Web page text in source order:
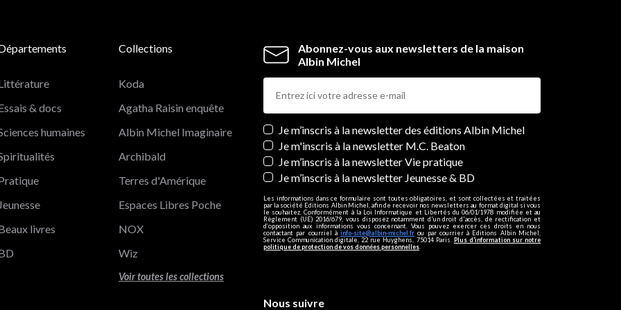
Abonnez-vous aux newsletters de la maison
Albin Michel
Newsletters
Je m’inscris à la newsletter des éditions Albin Michel
Je m'inscris à la newsletter M.C. Beaton
Je m’inscris à la newsletter Vie pratique
Je m’inscris à la newsletter Jeunesse & BD
Les informations dans ce formulaire sont toutes obligatoires, et sont collectées et traitées
par la société Editions Albin Michel, afin de recevoir nos newsletters au format digital si vous
le souhaitez. Conformément à la Loi Informatique et Libertés du 06/01/1978 modifiée et au
Règlement (UE) 2016/679, vous disposez notamment d'un droit d'accès, de rectification et
d’opposition aux informations vous concernant. Vous pouvez exercer ces droits en nous
contactant par courriel àinfo-site@albin-michel.fr ou par courrier à Editions Albin Michel,
Service Communication digitale, 22 rue Huyghens, 75014 Paris. Plus d’information sur notre
politique de protection de vos données personnelles
& docs
humaines
Jeunesse
livres
Collections
Koda
Agatha Raisin enquête
Albin Michel Imaginaire
Archibald
Terres d'Amérique
Espaces Libres Poche
NOX
Wiz
Voir toutes les collections
Nous suivre